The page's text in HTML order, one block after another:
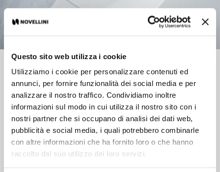
Questo sito web utilizza i cookie
Utilizziamo i cookie per personalizzare contenuti ed
annunci, per fornire funzionalità dei social media e per
analizzare il nostro traffico. Condividiamo inoltre
informazioni sul modo in cui utilizza il nostro sito con i
nostri partner che si occupano di analisi dei dati web,
pubblicità e social media, i quali potrebbero combinarle
con altre informazioni che ha fornito loro o che hanno
raccolto dal suo utilizzo dei loro servizi.
Max Capacity 100 kg
The Novellini range includes a wide selection of accessories for
your shower, cabin or bathtub. Stools and shower seats, ceiling
and wall towel holder, squeegee, hangers for glass and wall,
safety handles and metallic or stainless steel basket with tray.